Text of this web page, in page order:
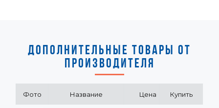
ДОПОЛНИТЕЛЬНЫЕ ТОВАРЫ ОТ
ПРОИЗВОДИТЕЛЯ
Фото Название Цена Купить